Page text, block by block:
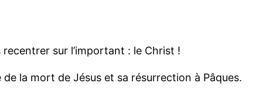
sur l’important : le Christ !
la mort de Jésus et sa résurrection à Pâques.